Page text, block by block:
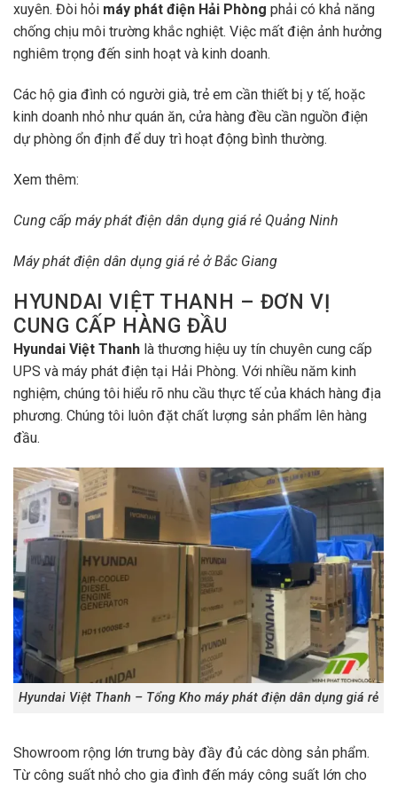
xuyên. Đòi hỏi máy phát điện Hải Phòng phải có khả năng
chống chịu môi trường khắc nghiệt. Việc mất điện ảnh hưởng
nghiêm trọng đến sinh hoạt và kinh doanh.
Các hộ gia đình có người già, trẻ em cần thiết bị y tế, hoặc
kinh doanh nhỏ như quán ăn, cửa hàng đều cần nguồn điện
dự phòng ổn định để duy trì hoạt động bình thường.
Xem thêm:
Cung cấp máy phát điện dân dụng giá rẻ Quảng Ninh
Máy phát điện dân dụng giá rẻ ở Bắc Giang
HYUNDAI VIỆT THANH – ĐƠN VỊ
CUNG CẤP HÀNG ĐẦU
Hyundai Việt Thanh là thương hiệu uy tín chuyên cung cấp
UPS và máy phát điện tại Hải Phòng. Với nhiều năm kinh
nghiệm, chúng tôi hiểu rõ nhu cầu thực tế của khách hàng địa
phương. Chúng tôi luôn đặt chất lượng sản phẩm lên hàng
đầu.
Hyundai Việt Thanh – Tổng Kho máy phát điện dân dụng giá rẻ
Showroom rộng lớn trưng bày đầy đủ các dòng sản phẩm.
Từ công suất nhỏ cho gia đình đến máy công suất lớn cho